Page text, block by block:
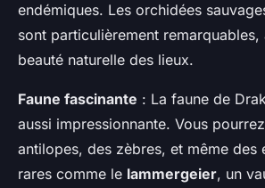
endémiques. Les orchidées
sont particulièrement remarquables,
beauté naturelle des lieux.
Faune fascinante : La faune de
aussi impressionnante. Vous
antilopes, des zèbres, et même des
rares comme le lammergeier, un